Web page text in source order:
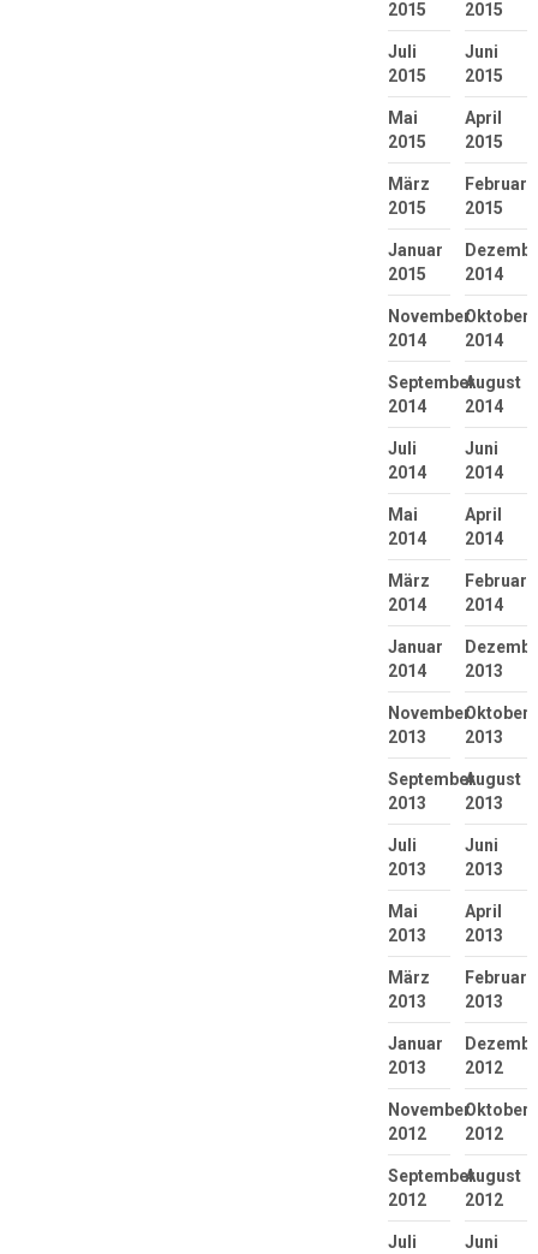
2015 2015
Juli
2015
Juni
2015
Mai
2015
April
2015
März
2015
Februar
2015
Januar
2015
2014
November
2014
Oktober
2014
September
2014
August
2014
Juli
2014
Juni
2014
Mai
2014
April
2014
März
2014
Februar
2014
Januar
2014
2013
November
2013
Oktober
2013
September
2013
August
2013
Juli
2013
Juni
2013
Mai
2013
April
2013
März
2013
Februar
2013
Januar
2013
2012
November
2012
Oktober
2012
September
2012
August
2012
Juli
Juni